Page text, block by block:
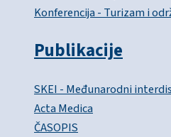
Konferencija - Turizam i
Publikacije
SKEI - Međunarodni
Acta Medica
ČASOPIS